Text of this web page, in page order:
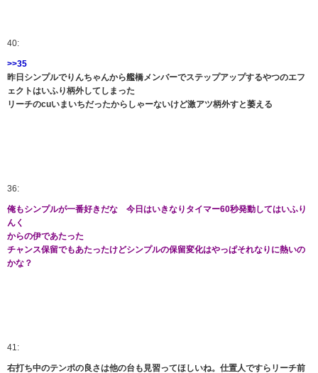
40:
>>35
昨日シンプルでりんちゃんから艦橋メンバーでステップアップするやつのエフ
ェクトはいふり柄外してしまった
リーチのcuいまいちだったからしゃーないけど激アツ柄外すと萎える
36:
俺もシンプルが一番好きだな 今日はいきなりタイマー60秒発動してはいふり
んく
からの伊であたった
チャンス保留でもあたったけどシンプルの保留変化はやっぱそれなりに熱いの
かな？
41:
右打ち中のテンポの良さは他の台も見習ってほしいね。仕置人ですらリーチ前